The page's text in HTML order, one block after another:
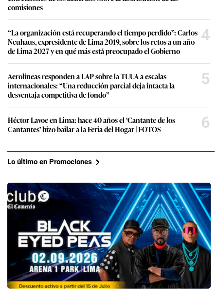
comisiones
“La organización está recuperando el tiempo perdido”: Carlos
Neuhaus, expresidente de Lima 2019, sobre los retos a un año
de Lima 2027 y en qué más está preocupado el Gobierno
4
Aerolíneas responden a LAP sobre la TUUA a escalas
internacionales: “Una reducción parcial deja intacta la
desventaja competitiva de fondo”
5
Héctor Lavoe en Lima: hace 40 años el ‘Cantante de los
Cantantes’ hizo bailar a la Feria del Hogar | FOTOS
6
Lo último en Promociones